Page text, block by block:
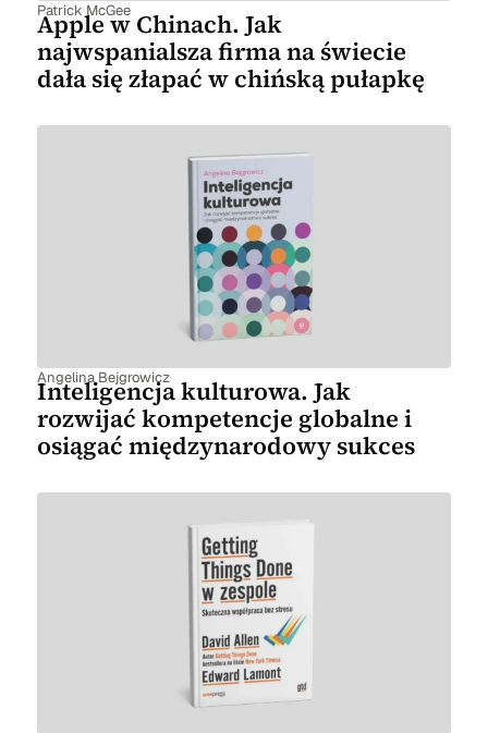
Patrick McGee
Apple w Chinach. Jak
najwspanialsza firma na świecie
dała się złapać w chińską pułapkę
Angelina Bejgrowicz
Inteligencja kulturowa. Jak
rozwijać kompetencje globalne i
osiągać międzynarodowy sukces